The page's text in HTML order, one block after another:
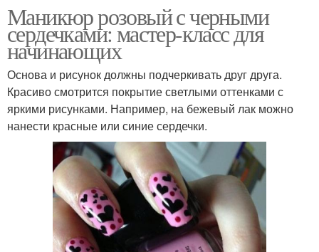
Маникюр розовый с черными
сердечками: мастер-класс для
начинающих
Основа и рисунок должны подчеркивать друг друга.
Красиво смотрится покрытие светлыми оттенками с
яркими рисунками. Например, на бежевый лак можно
нанести красные или синие сердечки.